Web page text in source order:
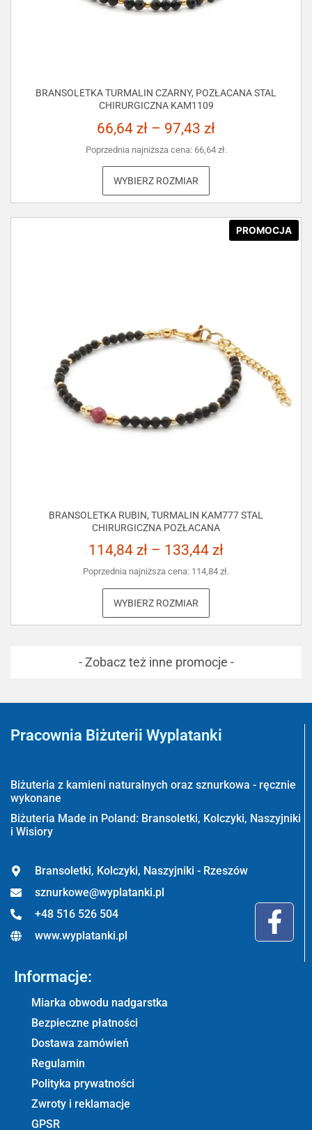
BRANSOLETKA TURMALIN CZARNY, POZŁACANA STAL
CHIRURGICZNA KAM1109
66,64 zł – 97,43 zł
Poprzednia najniższa cena: 66,64 zł.
WYBIERZ ROZMIAR
PROMOCJA
BRANSOLETKA RUBIN, TURMALIN KAM777 STAL
CHIRURGICZNA POZŁACANA
114,84 zł – 133,44 zł
Poprzednia najniższa cena: 114,84 zł.
WYBIERZ ROZMIAR
- Zobacz też inne promocje -
Pracownia Biżuterii Wyplatanki
Biżuteria z kamieni naturalnych oraz sznurkowa - ręcznie
wykonane
Biżuteria Made in Poland: Bransoletki, Kolczyki, Naszyjniki
i Wisiory
Bransoletki, Kolczyki, Naszyjniki - Rzeszów
sznurkowe@wyplatanki.pl
+48 516 526 504
www.wyplatanki.pl
Informacje:
Miarka obwodu nadgarstka
Bezpieczne płatności
Dostawa zamówień
Regulamin
Polityka prywatności
Zwroty i reklamacje
GPSR